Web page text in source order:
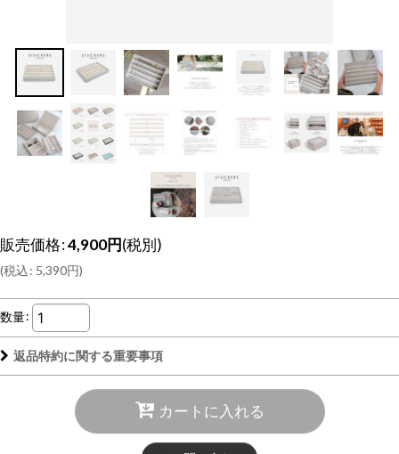
販売価格:4,900円(税別)
(税込: 5,390円)
数量:
返品特約に関する重要事項
カートに入れる